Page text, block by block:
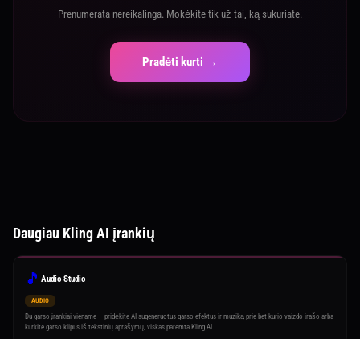
Prenumerata nereikalinga. Mokėkite tik už tai, ką sukuriate.
Pradėti kurti →
Daugiau Kling AI įrankių
🎵 Audio Studio
AUDIO
Du garso įrankiai viename — pridėkite AI sugeneruotus garso efektus ir muziką prie bet kurio vaizdo įrašo arba
kurkite garso klipus iš tekstinių aprašymų, viskas paremta Kling AI